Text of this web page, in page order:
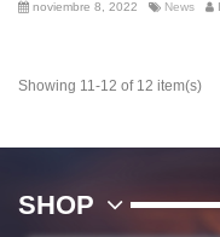
noviembre 8, 2022 News
Showing 11-12 of 12 item(s)
SHOP